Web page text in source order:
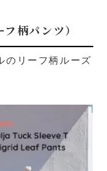
フ柄パンツ）
のリーフ柄ルーズ